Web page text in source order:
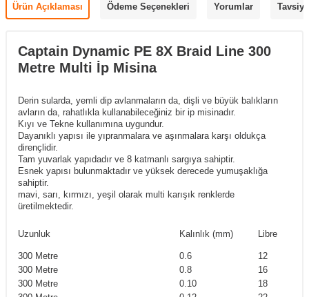
Ürün Açıklaması Ödeme Seçenekleri Yorumlar
Captain Dynamic PE 8X Braid Line 300
Metre Multi İp Misina
Derin sularda, yemli dip avlanmaların da, dişli ve büyük balıkların
avların da, rahatlıkla kullanabileceğiniz bir ip misinadır.
Kıyı ve Tekne kullanımına uygundur.
Dayanıklı yapısı ile yıpranmalara ve aşınmalara karşı oldukça
dirençlidir.
Tam yuvarlak yapıdadır ve 8 katmanlı sargıya sahiptir.
Esnek yapısı bulunmaktadır ve yüksek derecede yumuşaklığa
sahiptir.
mavi, sarı, kırmızı, yeşil olarak multi karışık renklerde
üretilmektedir.
Uzunluk Kalınlık (mm) Libre
300 Metre 0.6
12
300 Metre
0.8
16
300 Metre
0.10
18